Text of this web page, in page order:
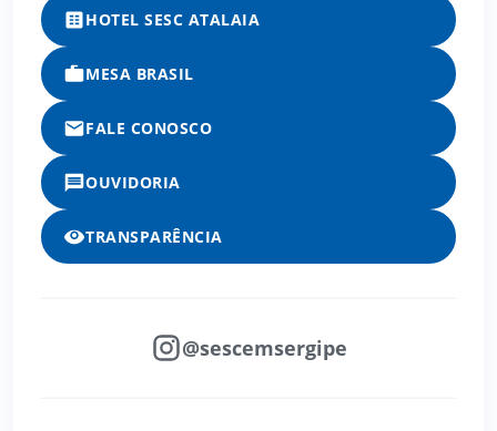
HOTEL SESC ATALAIA
MESA BRASIL
FALE CONOSCO
OUVIDORIA
TRANSPARÊNCIA
@sescemsergipe